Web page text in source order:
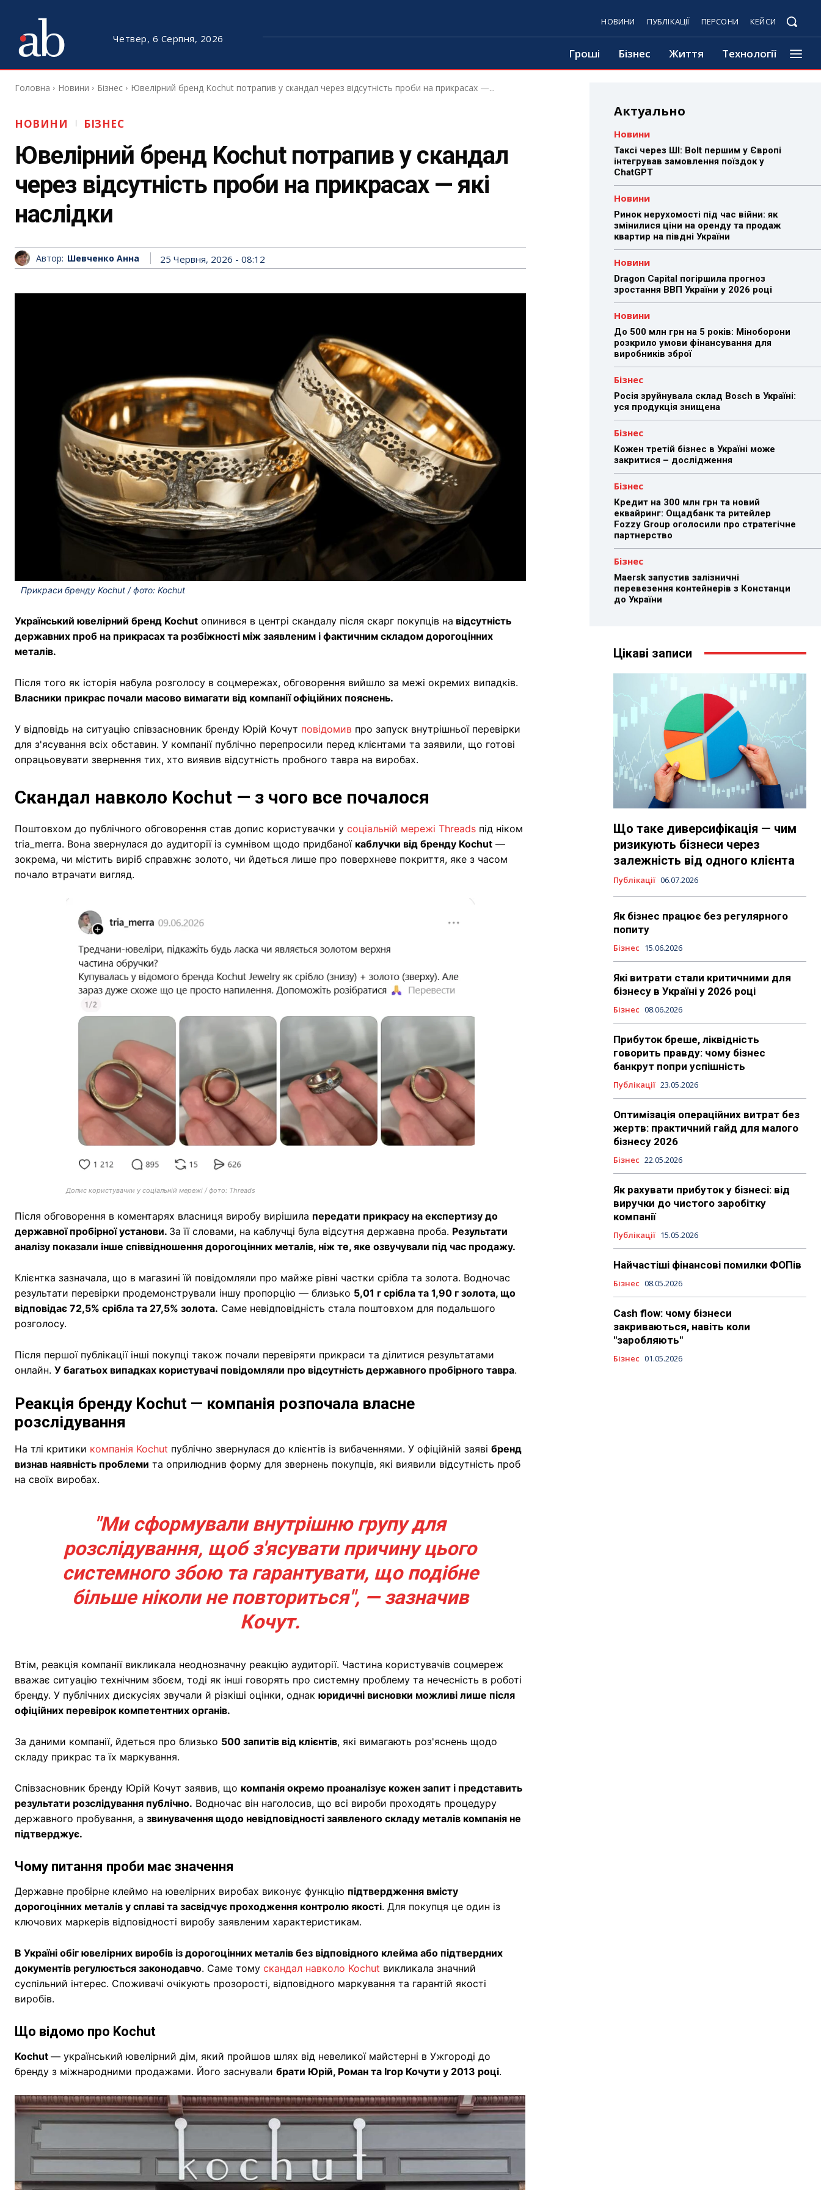
Четвер, 6 Серпня, 2026
НОВИНИ ПУБЛІКАЦІЇ ПЕРСОНИ КЕЙСИ
Гроші Бізнес Життя Технології
Головна Новини Бізнес Ювелірний бренд Kochut потрапив у скандал через відсутність проби на прикрасах —...
НОВИНИ БІЗНЕС
Ювелірний бренд Kochut потрапив у скандал
через відсутність проби на прикрасах — які
наслідки
Автор: Шевченко Анна 25 Червня, 2026 - 08:12
Прикраси бренду Kochut / фото: Kochut
Український ювелірний бренд Kochut опинився в центрі скандалу після скарг покупців на відсутність
державних проб на прикрасах та розбіжності між заявленим і фактичним складом дорогоцінних
металів.
Після того як історія набула розголосу в соцмережах, обговорення вийшло за межі окремих випадків.
Власники прикрас почали масово вимагати від компанії офіційних пояснень.
У відповідь на ситуацію співзасновник бренду Юрій Кочут повідомив про запуск внутрішньої перевірки
для з'ясування всіх обставин. У компанії публічно перепросили перед клієнтами та заявили, що готові
опрацьовувати звернення тих, хто виявив відсутність пробного тавра на виробах.
Скандал навколо Kochut — з чого все почалося
Поштовхом до публічного обговорення став допис користувачки у соціальній мережі Threads під ніком
tria_merra. Вона звернулася до аудиторії із сумнівом щодо придбаної каблучки від бренду Kochut —
зокрема, чи містить виріб справжнє золото, чи йдеться лише про поверхневе покриття, яке з часом
почало втрачати вигляд.
Допис користувачки у соціальній мережі / фото: Threads
Після обговорення в коментарях власниця виробу вирішила передати прикрасу на експертизу до
державної пробірної установи. За її словами, на каблучці була відсутня державна проба. Результати
аналізу показали інше співвідношення дорогоцінних металів, ніж те, яке озвучували під час продажу.
Клієнтка зазначала, що в магазині їй повідомляли про майже рівні частки срібла та золота. Водночас
результати перевірки продемонстрували іншу пропорцію — близько 5,01 г срібла та 1,90 г золота, що
відповідає 72,5% срібла та 27,5% золота. Саме невідповідність стала поштовхом для подальшого
розголосу.
Після першої публікації інші покупці також почали перевіряти прикраси та ділитися результатами
онлайн. У багатьох випадках користувачі повідомляли про відсутність державного пробірного тавра.
Реакція бренду Kochut — компанія розпочала власне
розслідування
На тлі критики компанія Kochut публічно звернулася до клієнтів із вибаченнями. У офіційній заяві бренд
визнав наявність проблеми та оприлюднив форму для звернень покупців, які виявили відсутність проб
на своїх виробах.
"Ми сформували внутрішню групу для
розслідування, щоб з'ясувати причину цього
системного збою та гарантувати, що подібне
більше ніколи не повториться", — зазначив
Кочут.
Втім, реакція компанії викликала неоднозначну реакцію аудиторії. Частина користувачів соцмереж
вважає ситуацію технічним збоєм, тоді як інші говорять про системну проблему та нечесність в роботі
бренду. У публічних дискусіях звучали й різкіші оцінки, однак юридичні висновки можливі лише після
офіційних перевірок компетентних органів.
За даними компанії, йдеться про близько 500 запитів від клієнтів, які вимагають роз'яснень щодо
складу прикрас та їх маркування.
Співзасновник бренду Юрій Кочут заявив, що компанія окремо проаналізує кожен запит і представить
результати розслідування публічно. Водночас він наголосив, що всі вироби проходять процедуру
державного пробування, а звинувачення щодо невідповідності заявленого складу металів компанія не
підтверджує.
Чому питання проби має значення
Державне пробірне клеймо на ювелірних виробах виконує функцію підтвердження вмісту
дорогоцінних металів у сплаві та засвідчує проходження контролю якості. Для покупця це один із
ключових маркерів відповідності виробу заявленим характеристикам.
В Україні обіг ювелірних виробів із дорогоцінних металів без відповідного клейма або підтвердних
документів регулюється законодавчо. Саме тому скандал навколо Kochut викликала значний
суспільний інтерес. Споживачі очікують прозорості, відповідного маркування та гарантій якості
виробів.
Що відомо про Kochut
Kochut — український ювелірний дім, який пройшов шлях від невеликої майстерні в Ужгороді до
бренду з міжнародними продажами. Його заснували брати Юрій, Роман та Ігор Кочути у 2013 році.
Актуально
Новини
Таксі через ШІ: Bolt першим у Європі
інтегрував замовлення поїздок у
ChatGPT
Новини
Ринок нерухомості під час війни: як
змінилися ціни на оренду та продаж
квартир на півдні України
Новини
Dragon Capital погіршила прогноз
зростання ВВП України у 2026 році
Новини
До 500 млн грн на 5 років: Міноборони
розкрило умови фінансування для
виробників зброї
Бізнес
Росія зруйнувала склад Bosch в Україні:
уся продукція знищена
Бізнес
Кожен третій бізнес в Україні може
закритися – дослідження
Бізнес
Кредит на 300 млн грн та новий
еквайринг: Ощадбанк та ритейлер
Fozzy Group оголосили про стратегічне
партнерство
Бізнес
Maersk запустив залізничні
перевезення контейнерів з Констанци
до України
Цікаві записи
Що таке диверсифікація — чим
ризикують бізнеси через
залежність від одного клієнта
Публікації 06.07.2026
Як бізнес працює без регулярного
попиту
Бізнес 15.06.2026
Які витрати стали критичними для
бізнесу в Україні у 2026 році
Бізнес 08.06.2026
Прибуток бреше, ліквідність
говорить правду: чому бізнес
банкрут попри успішність
Публікації 23.05.2026
Оптимізація операційних витрат без
жертв: практичний гайд для малого
бізнесу 2026
Бізнес 22.05.2026
Як рахувати прибуток у бізнесі: від
виручки до чистого заробітку
компанії
Публікації 15.05.2026
Найчастіші фінансові помилки ФОПів
Бізнес 08.05.2026
Cash flow: чому бізнеси
закриваються, навіть коли
"заробляють"
Бізнес 01.05.2026